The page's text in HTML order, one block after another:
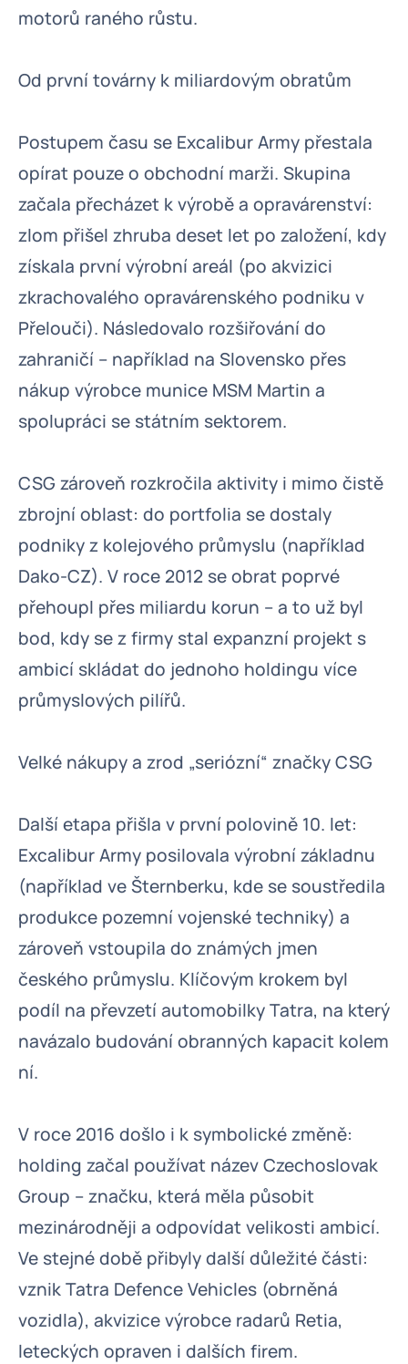
motorů raného růstu.
Od první továrny k miliardovým obratům
Postupem času se Excalibur Army přestala
opírat pouze o obchodní marži. Skupina
začala přecházet k výrobě a opravárenství:
zlom přišel zhruba deset let po založení, kdy
získala první výrobní areál (po akvizici
zkrachovalého opravárenského podniku v
Přelouči). Následovalo rozšiřování do
zahraničí – například na Slovensko přes
nákup výrobce munice MSM Martin a
spolupráci se státním sektorem.
CSG zároveň rozkročila aktivity i mimo čistě
zbrojní oblast: do portfolia se dostaly
podniky z kolejového průmyslu (například
Dako-CZ). V roce 2012 se obrat poprvé
přehoupl přes miliardu korun – a to už byl
bod, kdy se z firmy stal expanzní projekt s
ambicí skládat do jednoho holdingu více
průmyslových pilířů.
Velké nákupy a zrod „seriózní“ značky CSG
Další etapa přišla v první polovině 10. let:
Excalibur Army posilovala výrobní základnu
(například ve Šternberku, kde se soustředila
produkce pozemní vojenské techniky) a
zároveň vstoupila do známých jmen
českého průmyslu. Klíčovým krokem byl
podíl na převzetí automobilky Tatra, na který
navázalo budování obranných kapacit kolem
ní.
V roce 2016 došlo i k symbolické změně:
holding začal používat název Czechoslovak
Group – značku, která měla působit
mezinárodněji a odpovídat velikosti ambicí.
Ve stejné době přibyly další důležité části:
vznik Tatra Defence Vehicles (obrněná
vozidla), akvizice výrobce radarů Retia,
leteckých opraven i dalších firem.